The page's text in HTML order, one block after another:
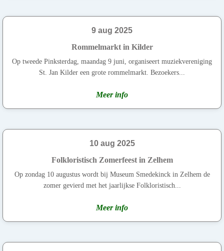
9 aug 2025
Rommelmarkt in Kilder
Op tweede Pinksterdag, maandag 9 juni, organiseert muziekvereniging
St. Jan Kilder een grote rommelmarkt. Bezoekers...
Meer info
10 aug 2025
Folkloristisch Zomerfeest in Zelhem
Op zondag 10 augustus wordt bij Museum Smedekinck in Zelhem de
zomer gevierd met het jaarlijkse Folkloristisch...
Meer info